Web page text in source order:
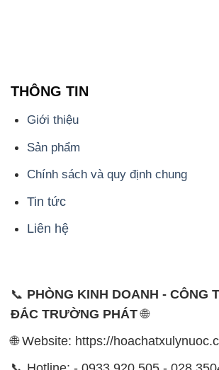
Chính sách và quy định chung
Tin tức
Liên hệ
📞
PHÒNG KINH DOANH - CÔNG
ĐẮC TRƯỜNG PHÁT
- 028.3756.1835 - 028.3756.1840 -